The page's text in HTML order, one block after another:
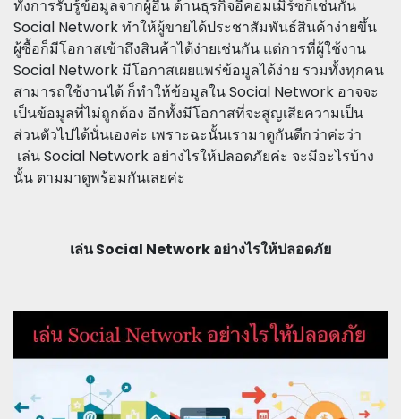
ทั้งการรับรู้ข้อมูลจากผู้อื่น ด้านธุรกิจอีคอมเมิร์ซก็เช่นกัน
Social Network ทำให้ผู้ขายได้ประชาสัมพันธ์สินค้าง่ายขึ้น
ผู้ซื้อก็มีโอกาสเข้าถึงสินค้าได้ง่ายเช่นกัน แต่การที่ผู้ใช้งาน
Social Network มีโอกาสเผยแพร่ข้อมูลได้ง่าย รวมทั้งทุกคน
สามารถใช้งานได้ ก็ทำให้ข้อมูลใน Social Network อาจจะ
เป็นข้อมูลที่ไม่ถูกต้อง อีกทั้งมีโอกาสที่จะสูญเสียความเป็น
ส่วนตัวไปได้นั่นเองค่ะ เพราะฉะนั้นเรามาดูกันดีกว่าค่ะว่า
เล่น Social Network อย่างไรให้ปลอดภัยค่ะ จะมีอะไรบ้าง
นั้น ตามมาดูพร้อมกันเลยค่ะ
เล่น Social Network อย่างไรให้ปลอดภัย